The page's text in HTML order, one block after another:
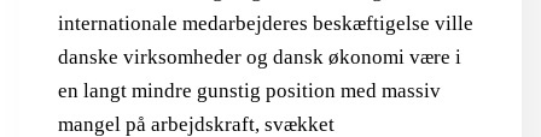
internationale medarbejderes beskæftigelse ville
danske virksomheder og dansk økonomi være i
en langt mindre gunstig position med massiv
mangel på arbejdskraft, svækket